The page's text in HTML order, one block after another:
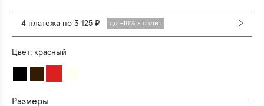
4 платежа по 3 125 ₽ до -10% в сплит
Цвет: красный
Размеры